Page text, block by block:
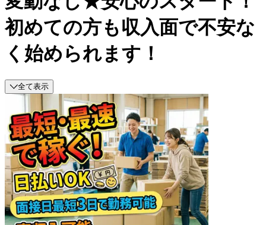
初めての方も収入面で不安な
く始められます！
全て表示